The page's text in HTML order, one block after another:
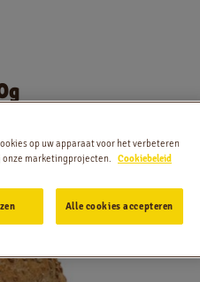
op uw apparaat voor het verbeteren
marketingprojecten.
Cookiebeleid
Alle cookies accepteren